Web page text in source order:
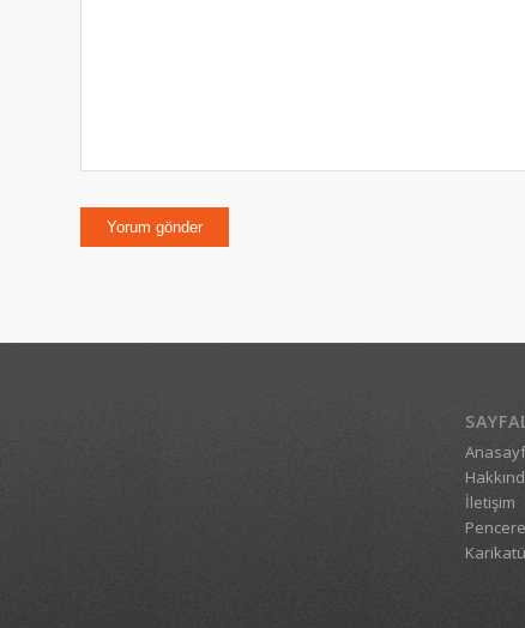
İletişim
Pencere